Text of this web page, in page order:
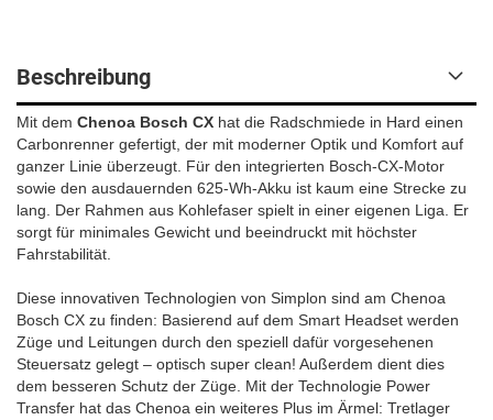
Beschreibung
Mit dem Chenoa Bosch CX hat die Radschmiede in Hard einen
Carbonrenner gefertigt, der mit moderner Optik und Komfort auf
ganzer Linie überzeugt. Für den integrierten Bosch-CX-Motor
sowie den ausdauernden 625-Wh-Akku ist kaum eine Strecke zu
lang. Der Rahmen aus Kohlefaser spielt in einer eigenen Liga. Er
sorgt für minimales Gewicht und beeindruckt mit höchster
Fahrstabilität.
Diese innovativen Technologien von Simplon sind am Chenoa
Bosch CX zu finden: Basierend auf dem Smart Headset werden
Züge und Leitungen durch den speziell dafür vorgesehenen
Steuersatz gelegt – optisch super clean! Außerdem dient dies
dem besseren Schutz der Züge. Mit der Technologie Power
Transfer hat das Chenoa ein weiteres Plus im Ärmel: Tretlager